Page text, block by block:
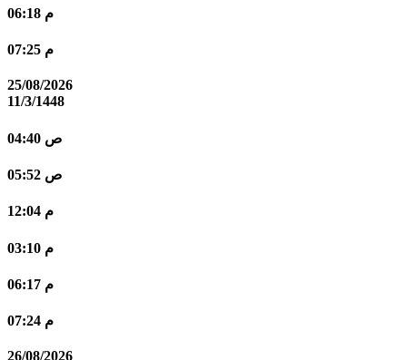
06:18 م
07:25 م
25/08/2026
11/3/1448
04:40 ص
05:52 ص
12:04 م
03:10 م
06:17 م
07:24 م
26/08/2026